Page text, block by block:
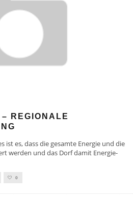
REGIONALE
ist es, dass die gesamte Energie und die
werden und das Dorf damit Energie-
0